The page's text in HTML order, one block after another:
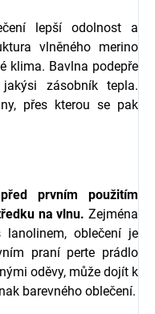
lepší odolnost a
vlněného merino
klima. Bavlna podepře
zásobník tepla.
přes kterou se pak
před prvním použitím
na vlnu. Zejména
anolinem, oblečení je
praní perte prádlo
oděvy, může dojít k
barevného oblečení.